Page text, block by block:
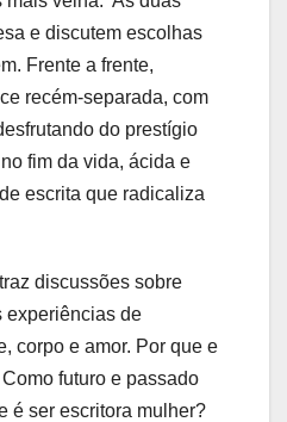
e discutem escolhas
Frente a frente,
recém-separada, com
do prestígio
fim da vida, ácida e
escrita que radicaliza
discussões sobre
experiências de
corpo e amor. Por que e
futuro e passado
é ser escritora mulher?